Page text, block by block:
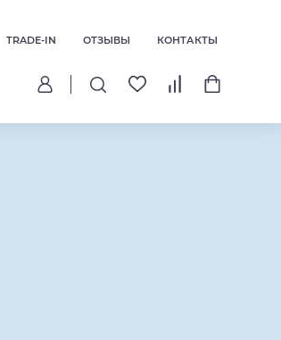
TRADE-IN ОТЗЫВЫ КОНТАКТЫ